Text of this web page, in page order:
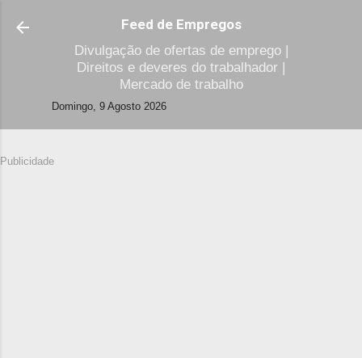
Avançar para o conteúdo principal
Feed de Empregos
Divulgação de ofertas de emprego |
Direitos e deveres do trabalhador |
Mercado de trabalho
Domingo, 9 Agosto 2026
Publicidade